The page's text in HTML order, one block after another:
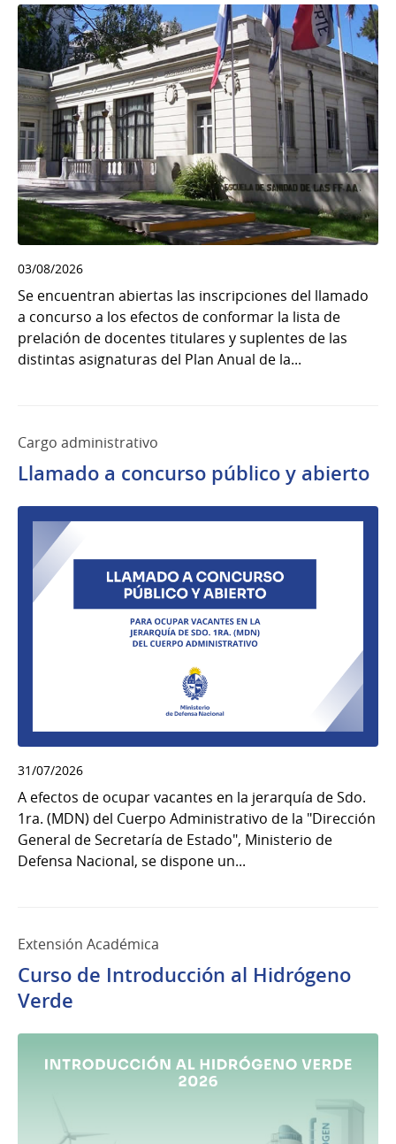
03/08/2026
Se encuentran abiertas las inscripciones del llamado
a concurso a los efectos de conformar la lista de
prelación de docentes titulares y suplentes de las
distintas asignaturas del Plan Anual de la...
Cargo administrativo
Llamado a concurso público y abierto
31/07/2026
A efectos de ocupar vacantes en la jerarquía de Sdo.
1ra. (MDN) del Cuerpo Administrativo de la "Dirección
General de Secretaría de Estado", Ministerio de
Defensa Nacional, se dispone un...
Extensión Académica
Curso de Introducción al Hidrógeno
Verde